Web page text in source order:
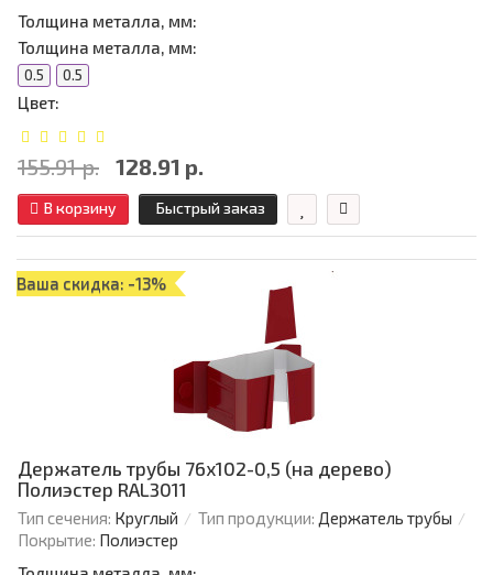
Толщина металла, мм:
Толщина металла, мм:
0.5 0.5
Цвет:
155.91 р. 128.91 р.
В корзину Быстрый заказ
Ваша скидка: -13%
Держатель трубы 76х102-0,5 (на дерево)
Полиэстер RAL3011
Тип сечения: Круглый Тип продукции: Держатель трубы
Покрытие: Полиэстер